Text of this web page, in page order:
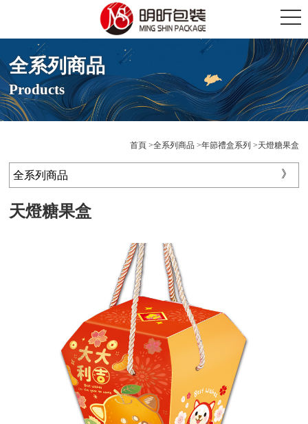
全系列商品
Products
首頁 全系列商品 年節禮盒系列 天燈糖果盒
全系列商品
天燈糖果盒